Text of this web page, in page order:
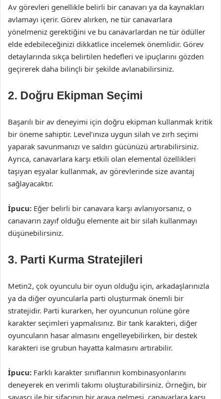
Av görevleri genellikle belirli bir canavarı ya da kaynakları
avlamayı içerir. Görev alırken, ne tür canavarlara
yönelmeniz gerektiğini ve bu canavarlardan ne tür ödüller
elde edebileceğinizi dikkatlice incelemek önemlidir. Görev
detaylarında sıkça belirtilen hedefleri ve ipuçlarını gözden
geçirerek daha bilinçli bir şekilde avlanabilirsiniz.
2. Doğru Ekipman Seçimi
Başarılı bir av deneyimi için doğru ekipman kullanmak kritik
bir öneme sahiptir. Level’ınıza uygun silah ve zırh seçimi
yaparak savunmanızı ve saldırı gücünüzü artırabilirsiniz.
Ayrıca, canavarlara karşı etkili olan elemental özellikleri
taşıyan eşyalar kullanmak, av görevlerinde size avantaj
sağlayacaktır.
İpucu: Eğer belirli bir canavara karşı avlanıyorsanız, o
canavarın zayıf olduğu elemente ait bir silah kullanmayı
düşünebilirsiniz.
3. Parti Kurma Stratejileri
Metin2, çok oyunculu bir oyun olduğu için, arkadaşlarınızla
ya da diğer oyuncularla parti oluşturmak önemli bir
stratejidir. Parti kurarken, her oyuncunun rolüne göre
karakter seçimleri yapmalısınız. Bir tank karakteri, diğer
oyuncuların hasar almasını engelleyebilirken, bir destek
karakteri ise grubun hayatta kalmasını artırabilir.
İpucu: Farklı karakter sınıflarının kombinasyonlarını
deneyerek en verimli takımı oluşturabilirsiniz. Örneğin, bir
savaşçı ile bir şifacının bir araya gelmesi, canavarlara karşı